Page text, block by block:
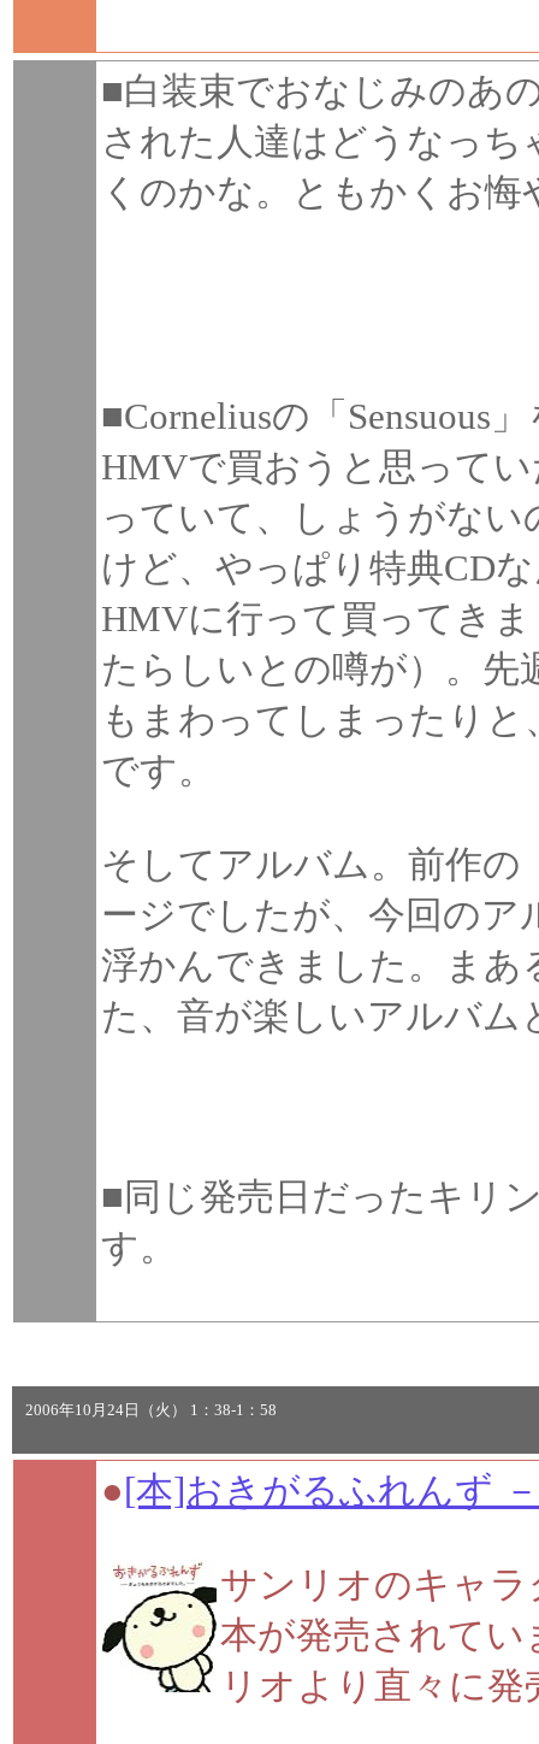
■白装束でおなじみのあ
された人達はどうなっ
くのかな。ともかくお
■Corneliusの「Sensuous
HMVで買おうと思って
っていて、しょうがな
けど、やっぱり特典CD
HMVに行って買ってき
たらしいとの噂が）。先
もまわってしまったり
です。
そしてアルバム。前作の
ージでしたが、今回の
浮かんできました。ま
た、音が楽しいアルバム
■同じ発売日だったキリ
す。
2006年10月24日（火） 1：38-1：58
●[本]おきがるふれんず
サンリオのキャ
本が発売されてい
リオより直々に発